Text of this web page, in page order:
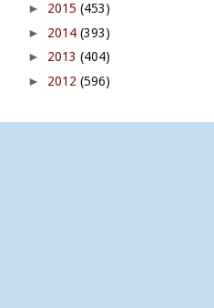
► 2015 (453)
► 2014 (393)
► 2013 (404)
► 2012 (596)